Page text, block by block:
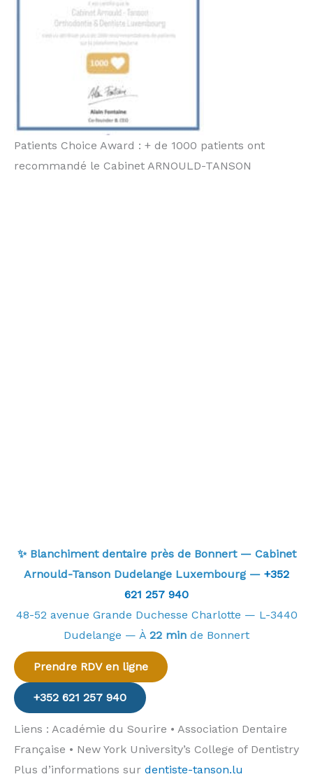
Patients Choice Award : + de 1000 patients ont
recommandé le Cabinet ARNOULD-TANSON
✨ Blanchiment dentaire près de Bonnert — Cabinet
Arnould-Tanson Dudelange Luxembourg — +352
621 257 940
48-52 avenue Grande Duchesse Charlotte — L-3440
Dudelange — À 22 min de Bonnert
Prendre RDV en ligne
+352 621 257 940
Liens : Académie du Sourire • Association Dentaire
Française • New York University’s College of Dentistry
Plus d’informations sur dentiste-tanson.lu